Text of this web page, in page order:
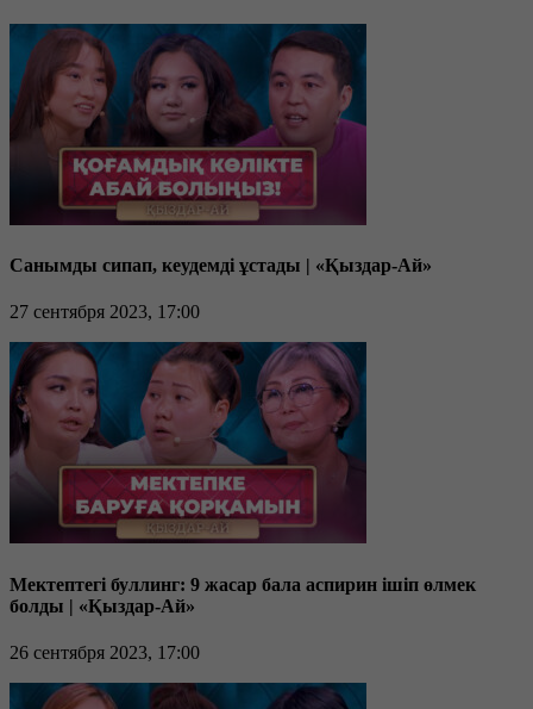
Санымды сипап, кеудемді ұстады | «Қыздар-Ай»
27 сентября 2023, 17:00
Мектептегі буллинг: 9 жасар бала аспирин ішіп өлмек
болды | «Қыздар-Ай»
26 сентября 2023, 17:00